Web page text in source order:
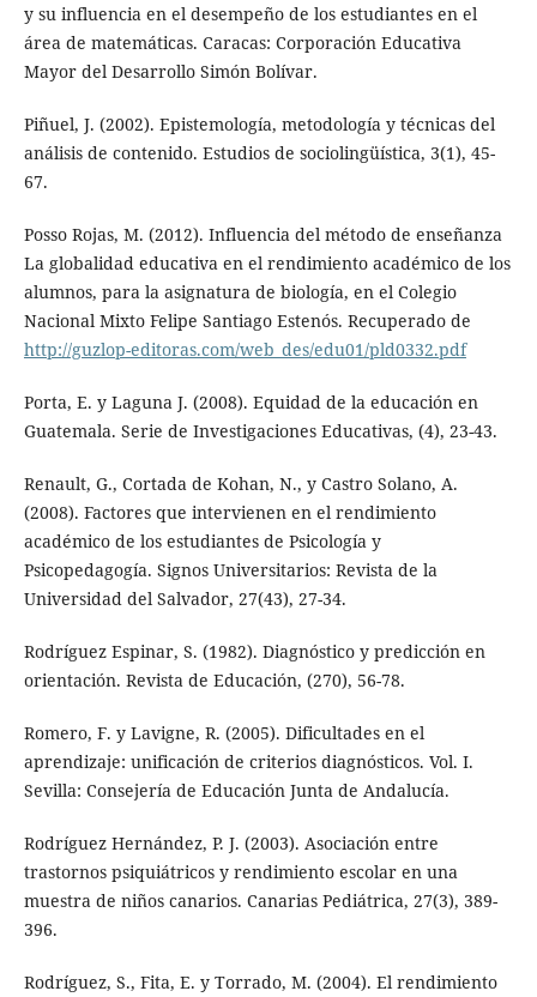
y su influencia en el desempeño de los estudiantes en el
área de matemáticas. Caracas: Corporación Educativa
Mayor del Desarrollo Simón Bolívar.
Piñuel, J. (2002). Epistemología, metodología y técnicas del
análisis de contenido. Estudios de sociolingüística, 3(1), 45-
67.
Posso Rojas, M. (2012). Influencia del método de enseñanza
La globalidad educativa en el rendimiento académico de los
alumnos, para la asignatura de biología, en el Colegio
Nacional Mixto Felipe Santiago Estenós. Recuperado de
http://guzlop-editoras.com/web_des/edu01/pld0332.pdf
Porta, E. y Laguna J. (2008). Equidad de la educación en
Guatemala. Serie de Investigaciones Educativas, (4), 23-43.
Renault, G., Cortada de Kohan, N., y Castro Solano, A.
(2008). Factores que intervienen en el rendimiento
académico de los estudiantes de Psicología y
Psicopedagogía. Signos Universitarios: Revista de la
Universidad del Salvador, 27(43), 27-34.
Rodríguez Espinar, S. (1982). Diagnóstico y predicción en
orientación. Revista de Educación, (270), 56-78.
Romero, F. y Lavigne, R. (2005). Dificultades en el
aprendizaje: unificación de criterios diagnósticos. Vol. I.
Sevilla: Consejería de Educación Junta de Andalucía.
Rodríguez Hernández, P. J. (2003). Asociación entre
trastornos psiquiátricos y rendimiento escolar en una
muestra de niños canarios. Canarias Pediátrica, 27(3), 389-
396.
Rodríguez, S., Fita, E. y Torrado, M. (2004). El rendimiento